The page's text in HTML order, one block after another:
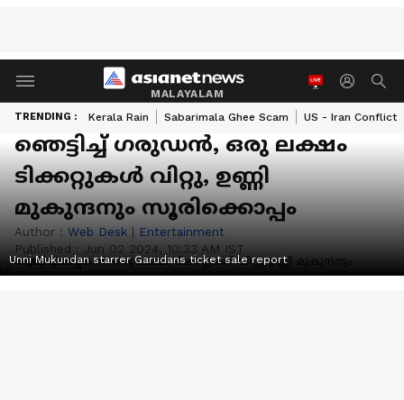
MALAYALAM
TRENDING : Kerala Rain Sabarimala Ghee Scam US - Iran Conflict
ഞെട്ടിച്ച് ഗരുഡൻ, ഒരു ലക്ഷം
ടിക്കറ്റുകള്‍ വിറ്റു, ഉണ്ണി
മുകുന്ദനും സൂരിക്കൊപ്പം
Author : Web Desk | Entertainment
Published : Jun 02 2024, 10:33 AM IST
Unni Mukundan starrer Garudans ticket sale report